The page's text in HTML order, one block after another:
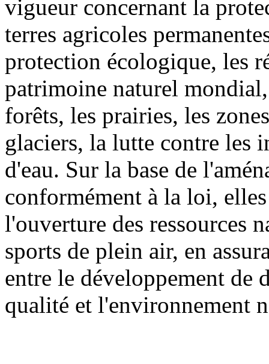
vigueur concernant la
terres agricoles
protection écologique, les
patrimoine naturel
forêts, les prairies, les
glaciers, la lutte contre les
d'eau. Sur la base de
conformément à la loi,
l'ouverture des ressources
sports de plein air, en
entre le développement de
qualité et l'environnement